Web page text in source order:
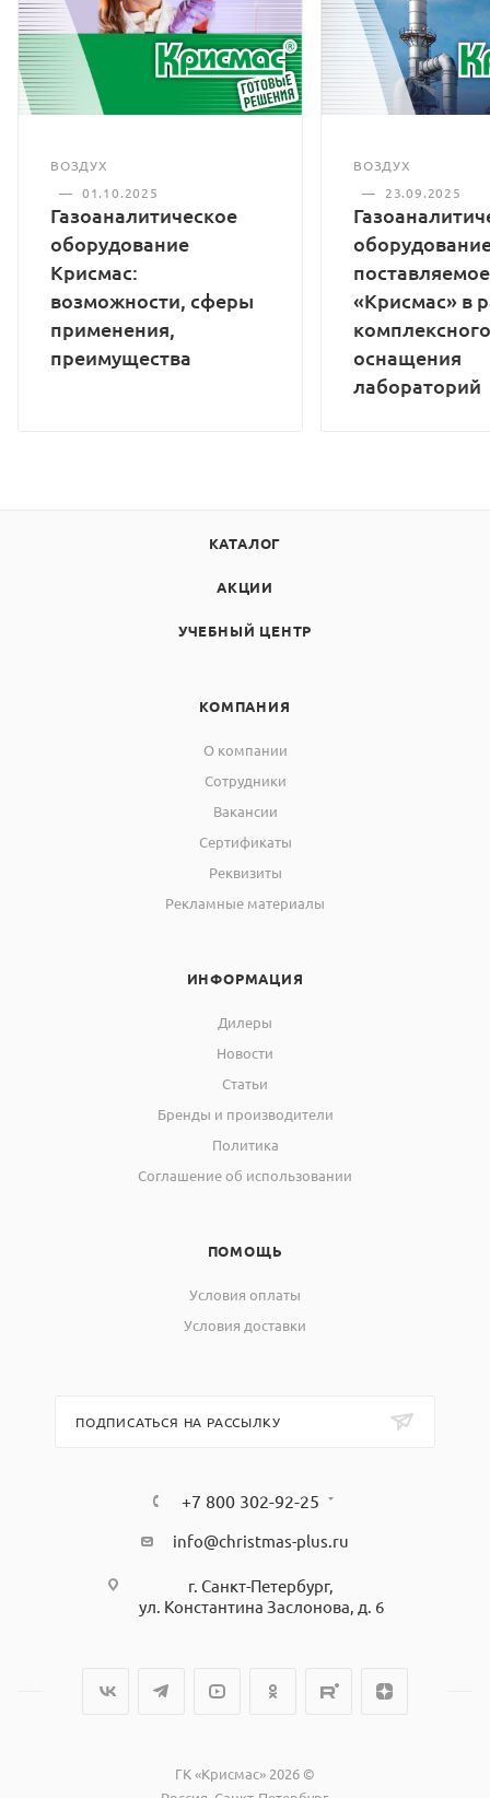
ВОЗДУХ
— 01.10.2025
Газоаналитическое
оборудование
Крисмас:
возможности, сферы
применения,
преимущества
ВОЗДУХ
—
23.09.2025
«Крисмас» в
комплексного
оснащения
лабораторий
КАТАЛОГ
АКЦИИ
УЧЕБНЫЙ ЦЕНТР
КОМПАНИЯ
О компании
Сотрудники
Вакансии
Сертификаты
Реквизиты
Рекламные материалы
ИНФОРМАЦИЯ
Дилеры
Новости
Статьи
Бренды и производители
Политика
Соглашение об использовании
ПОМОЩЬ
Условия оплаты
Условия доставки
ПОДПИСАТЬСЯ НА РАССЫЛКУ
+7 800 302-92-25
info@christmas-plus.ru
г. Санкт-Петербург,
ул. Константина Заслонова, д. 6
ГК «Крисмас» 2026 ©